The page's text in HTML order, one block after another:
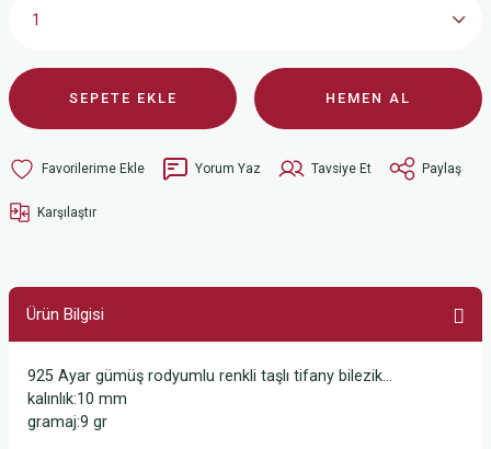
SEPETE EKLE HEMEN AL
Yorum Yaz Tavsiye Et Paylaş
Karşılaştır
Ürün Bilgisi
925 Ayar gümüş rodyumlu renkli taşlı tifany bilezik...
kalınlık:10 mm
gramaj:9 gr